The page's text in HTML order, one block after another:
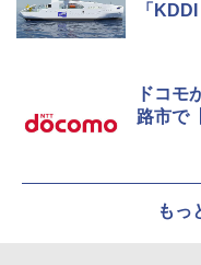
「
ドコモ
路市で
もっ